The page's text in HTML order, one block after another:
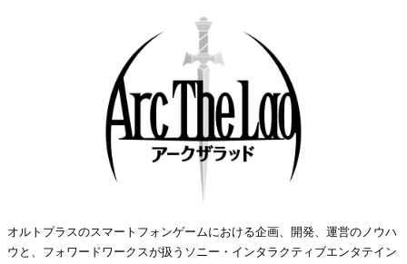
オルトプラスのスマートフォンゲームにおける企画、開発、運営のノウハ
ウと、フォワードワークスが扱うソニー・インタラクティブエンタテイン